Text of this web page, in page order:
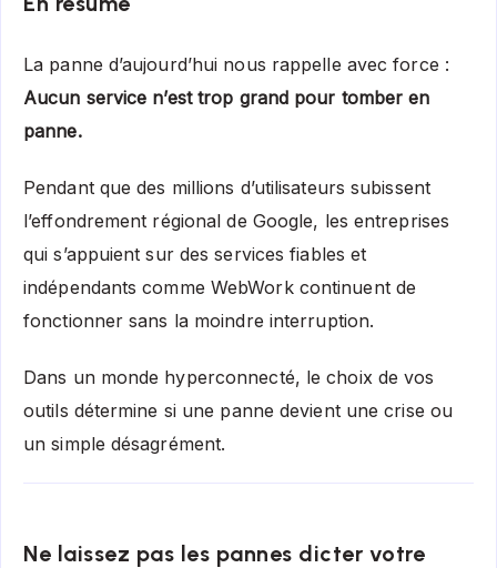
La panne d’aujourd’hui nous rappelle avec force :
Aucun service n’est trop grand pour tomber en
panne.
Pendant que des millions d’utilisateurs subissent
l’effondrement régional de Google, les entreprises
qui s’appuient sur des services fiables et
indépendants comme WebWork continuent de
fonctionner sans la moindre interruption.
Dans un monde hyperconnecté, le choix de vos
outils détermine si une panne devient une crise ou
un simple désagrément.
Ne laissez pas les pannes dicter votre